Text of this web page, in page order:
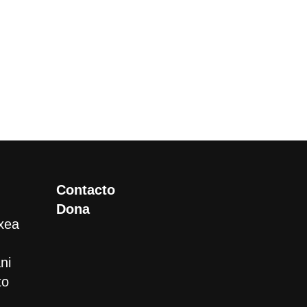
Contacto
Dona